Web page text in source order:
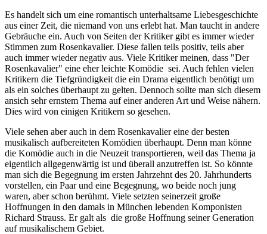
Es handelt sich um eine romantisch unterhaltsame Liebesgeschichte
aus einer Zeit, die niemand von uns erlebt hat. Man taucht in andere
Gebräuche ein. Auch von Seiten der Kritiker gibt es immer wieder
Stimmen zum Rosenkavalier. Diese fallen teils positiv, teils aber
auch immer wieder negativ aus. Viele Kritiker meinen, dass "Der
Rosenkavalier" eine eher leichte Komödie sei. Auch fehlen vielen
Kritikern die Tiefgründigkeit die ein Drama eigentlich benötigt um
als ein solches überhaupt zu gelten. Dennoch sollte man sich diesem
ansich sehr ernstem Thema auf einer anderen Art und Weise nähern.
Dies wird von einigen Kritikern so gesehen.
Viele sehen aber auch in dem Rosenkavalier eine der besten
musikalisch aufbereiteten Komödien überhaupt. Denn man könne
die Komödie auch in die Neuzeit transportieren, weil das Thema ja
eigentlich allgegenwärtig ist und überall anzutreffen ist. So könnte
man sich die Begegnung im ersten Jahrzehnt des 20. Jahrhunderts
vorstellen, ein Paar und eine Begegnung, wo beide noch jung
waren, aber schon berühmt. Viele setzten seinerzeit große
Hoffnungen in den damals in München lebenden Komponisten
Richard Strauss. Er galt als die große Hoffnung seiner Generation
auf musikalischem Gebiet.